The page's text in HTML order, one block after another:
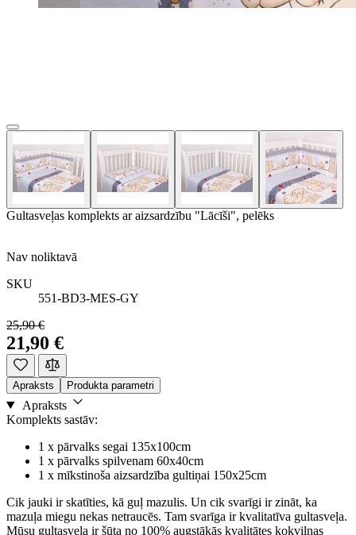
Gultasveļas komplekts ar aizsardzību "Lācīši", pelēks
Nav noliktavā
SKU
551-BD3-MES-GY
25,90 €
21,90 €
Apraksts Produkta parametri
Apraksts
Komplekts sastāv:
1 x pārvalks segai 135x100cm
1 x pārvalks spilvenam 60x40cm
1 x mīkstinoša aizsardzība gultiņai 150x25cm
Cik jauki ir skatīties, kā guļ mazulis. Un cik svarīgi ir zināt, ka
mazuļa miegu nekas netraucēs. Tam svarīga ir kvalitatīva gultasveļa.
Mūsu gultasveļa ir šūta no 100% augstākās kvalitātes kokvilnas